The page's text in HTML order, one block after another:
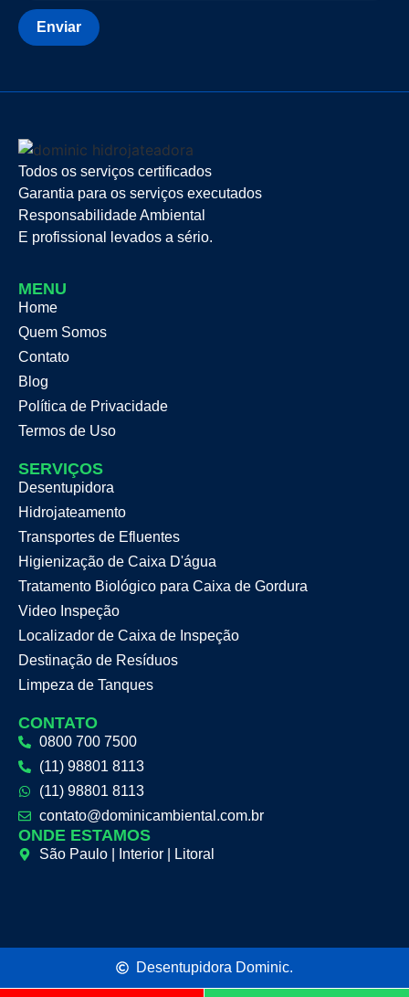
Enviar
Todos os serviços certificados
Garantia para os serviços executados
Responsabilidade Ambiental
E profissional levados a sério.
MENU
Home
Quem Somos
Contato
Blog
Política de Privacidade
Termos de Uso
SERVIÇOS
Desentupidora
Hidrojateamento
Transportes de Efluentes
Higienização de Caixa D'água
Tratamento Biológico para Caixa de Gordura
Video Inspeção
Localizador de Caixa de Inspeção
Destinação de Resíduos
Limpeza de Tanques
CONTATO
0800 700 7500
(11) 98801 8113
(11) 98801 8113
contato@dominicambiental.com.br
ONDE ESTAMOS
São Paulo | Interior | Litoral
Desentupidora Dominic.